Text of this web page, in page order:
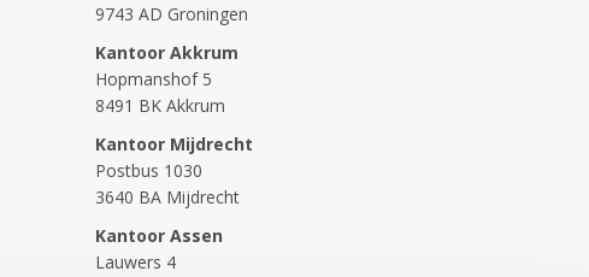
9743 AD Groningen
Kantoor Akkrum
Hopmanshof 5
8491 BK Akkrum
Kantoor Mijdrecht
Postbus 1030
3640 BA Mijdrecht
Kantoor Assen
Lauwers 4